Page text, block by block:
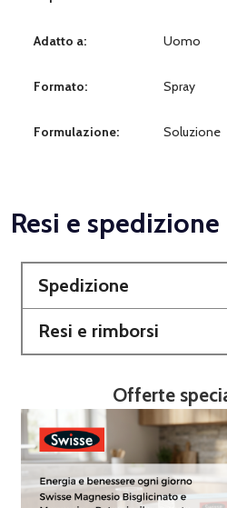
Adatto a: Uomo
Formato: Spray
Formulazione: Soluzione
Resi e spedizione
Spedizione
Resi e rimborsi
Offerte